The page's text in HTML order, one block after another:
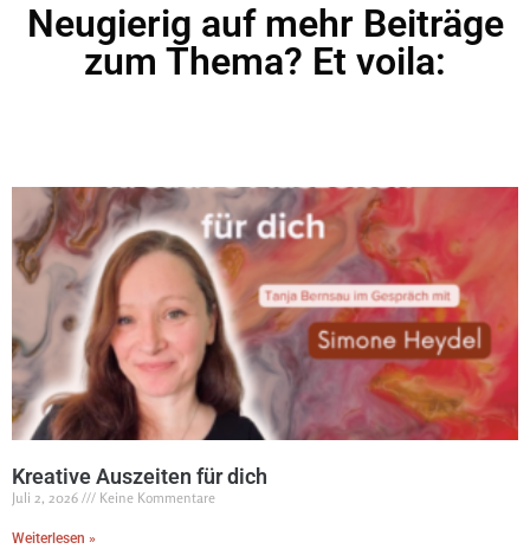
Neugierig auf mehr Beiträge
zum Thema? Et voila:
Kreative Auszeiten für dich
Juli 2, 2026 Keine Kommentare
Weiterlesen »